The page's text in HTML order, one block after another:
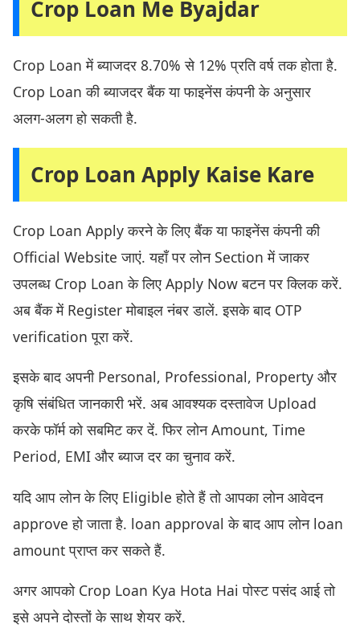
Crop Loan Me Byajdar
Crop Loan में ब्याजदर 8.70% से 12% प्रति वर्ष तक होता है.
Crop Loan की ब्याजदर बैंक या फाइनेंस कंपनी के अनुसार
अलग-अलग हो सकती है.
Crop Loan Apply Kaise Kare
Crop Loan Apply करने के लिए बैंक या फाइनेंस कंपनी की
Official Website जाएं. यहाँ पर लोन Section में जाकर
उपलब्ध Crop Loan के लिए Apply Now बटन पर क्लिक करें.
अब बैंक में Register मोबाइल नंबर डालें. इसके बाद OTP
verification पूरा करें.
इसके बाद अपनी Personal, Professional, Property और
कृषि संबंधित जानकारी भरें. अब आवश्यक दस्तावेज Upload
करके फॉर्म को सबमिट कर दें. फिर लोन Amount, Time
Period, EMI और ब्याज दर का चुनाव करें.
यदि आप लोन के लिए Eligible होते हैं तो आपका लोन आवेदन
approve हो जाता है. loan approval के बाद आप लोन loan
amount प्राप्त कर सकते हैं.
अगर आपको Crop Loan Kya Hota Hai पोस्ट पसंद आई तो
इसे अपने दोस्तों के साथ शेयर करें.